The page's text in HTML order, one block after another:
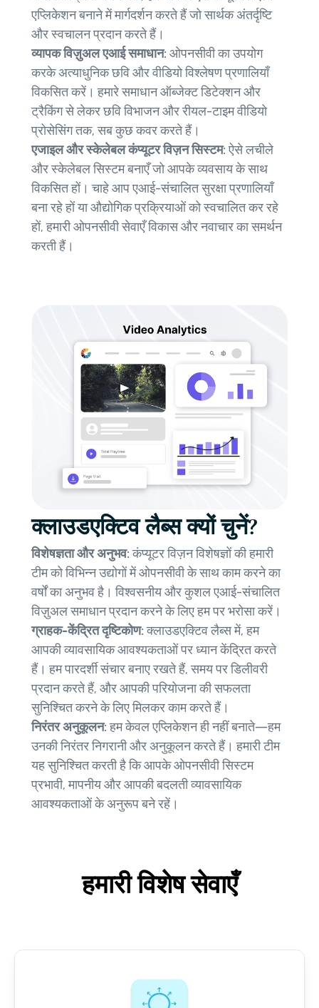
एप्लिकेशन बनाने में मार्गदर्शन करते हैं जो सार्थक अंतर्दृष्टि
और स्वचालन प्रदान करते हैं।
व्यापक विज़ुअल एआई समाधान: ओपनसीवी का उपयोग
करके अत्याधुनिक छवि और वीडियो विश्लेषण प्रणालियाँ
विकसित करें। हमारे समाधान ऑब्जेक्ट डिटेक्शन और
ट्रैकिंग से लेकर छवि विभाजन और रीयल-टाइम वीडियो
प्रोसेसिंग तक, सब कुछ कवर करते हैं।
एजाइल और स्केलेबल कंप्यूटर विज़न सिस्टम:ऐसे लचीले
और स्केलेबल सिस्टम बनाएँ जो आपके व्यवसाय के साथ
विकसित हों। चाहे आप एआई-संचालित सुरक्षा प्रणालियाँ
बना रहे हों या औद्योगिक प्रक्रियाओं को स्वचालित कर रहे
हों, हमारी ओपनसीवी सेवाएँ विकास और नवाचार का समर्थन
करती हैं।
क्लाउडएक्टिव लैब्स क्यों चुनें?
विशेषज्ञता और अनुभव:कंप्यूटर विज़न विशेषज्ञों की हमारी
टीम को विभिन्न उद्योगों में ओपनसीवी के साथ काम करने का
वर्षों का अनुभव है। विश्वसनीय और कुशल एआई-संचालित
विज़ुअल समाधान प्रदान करने के लिए हम पर भरोसा करें।
ग्राहक-केंद्रित दृष्टिकोण:क्लाउडएक्टिव लैब्स में, हम
आपकी व्यावसायिक आवश्यकताओं पर ध्यान केंद्रित करते
हैं। हम पारदर्शी संचार बनाए रखते हैं, समय पर डिलीवरी
प्रदान करते हैं, और आपकी परियोजना की सफलता
सुनिश्चित करने के लिए मिलकर काम करते हैं।
निरंतर अनुकूलन:हम केवल एप्लिकेशन ही नहीं बनाते—हम
उनकी निरंतर निगरानी और अनुकूलन करते हैं। हमारी टीम
यह सुनिश्चित करती है कि आपके ओपनसीवी सिस्टम
प्रभावी, मापनीय और आपकी बदलती व्यावसायिक
आवश्यकताओं के अनुरूप बने रहें।
हमारी विशेष सेवाएँ